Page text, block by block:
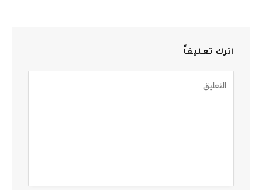
اترك تعليقاً